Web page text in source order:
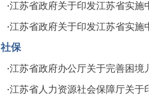
·江苏省政府关于印发江苏省实施
·江苏省政府关于印发江苏省实施
社保
·江苏省政府办公厅关于完善困境
·江苏省人力资源社会保障厅关于